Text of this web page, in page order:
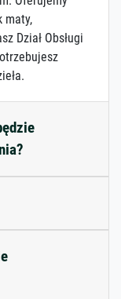
maty,
Dział Obsługi